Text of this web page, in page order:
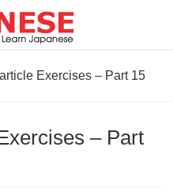
Exercises – Part 15
– Part